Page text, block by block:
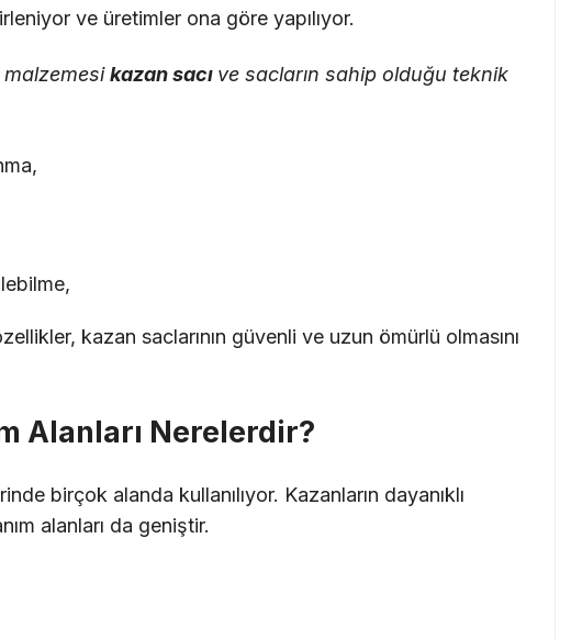
ve üretimler ona göre yapılıyor.
kazan sacı ve sacların sahip olduğu teknik
kazan saclarının güvenli ve uzun ömürlü olmasını
Alanları Nerelerdir?
birçok alanda kullanılıyor. Kazanların dayanıklı
alanları da geniştir.